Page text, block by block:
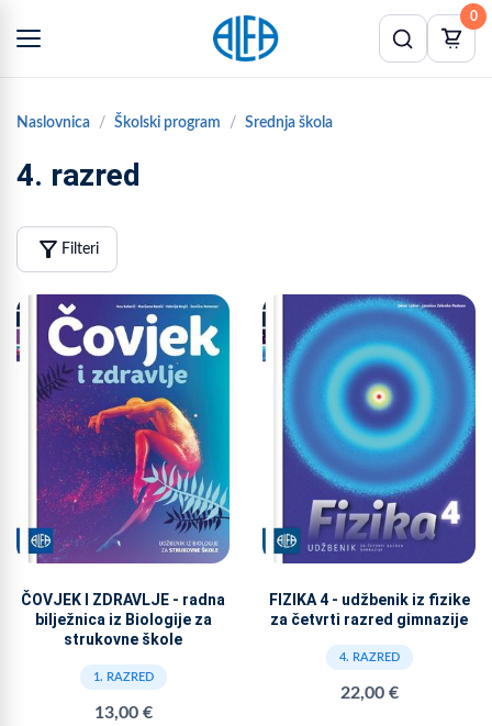
0
Naslovnica Školski program Srednja škola
4. razred
filter_alt Filteri
ČOVJEK I ZDRAVLJE - radna
bilježnica iz Biologije za
strukovne škole
1. RAZRED
13,00 €
FIZIKA 4 - udžbenik iz fizike
za četvrti razred gimnazije
4. RAZRED
22,00 €